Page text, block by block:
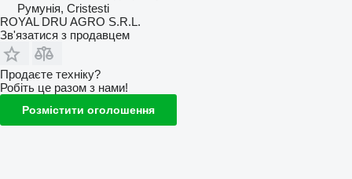
Румунія, Cristesti
ROYAL DRU AGRO S.R.L.
Зв'язатися з продавцем
Продаєте техніку?
Робіть це разом з нами!
Розмістити оголошення